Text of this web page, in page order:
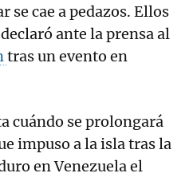
se cae a pedazos. Ellos
ante la prensa al
tras un evento en
cuándo se prolongará
impuso a la isla tras la
en Venezuela el